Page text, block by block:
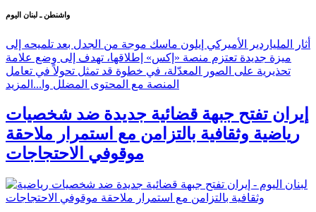
واشنطن ـ لبنان اليوم
أثار الملياردير الأميركي إيلون ماسك موجة من الجدل بعد تلميحه إلى
ميزة جديدة تعتزم منصة «إكس» إطلاقها، تهدف إلى وضع علامة
تحذيرية على الصور المعدّلة، في خطوة قد تمثل تحولاً في تعامل
المنصة مع المحتوى المضلل وا... المزيد
إيران تفتح جبهة قضائية جديدة ضد شخصيات
رياضية وثقافية بالتزامن مع استمرار ملاحقة
موقوفي الاحتجاجات